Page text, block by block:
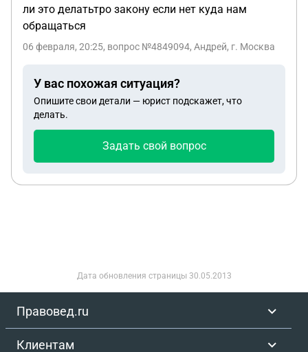
ли это делатьтро закону если нет куда нам
обращаться
06 февраля, 20:25, вопрос №4849094, Андрей, г. Москва
У вас похожая ситуация?
Опишите свои детали — юрист подскажет, что
делать.
Задать свой вопрос
Дата обновления страницы 30.05.2013
Правовед.ru
Клиентам